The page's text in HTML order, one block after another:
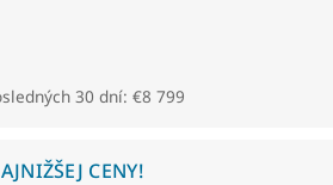
30 dní: €8 799
CENY!